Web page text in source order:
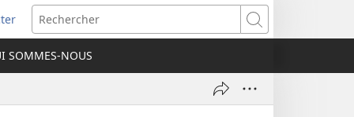
Rechercher
SOMMES-NOUS